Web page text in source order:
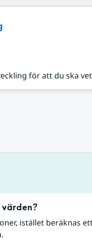
för att du ska
istället beräknas